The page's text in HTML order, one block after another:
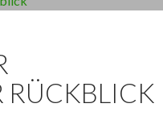
RÜCKBLICK